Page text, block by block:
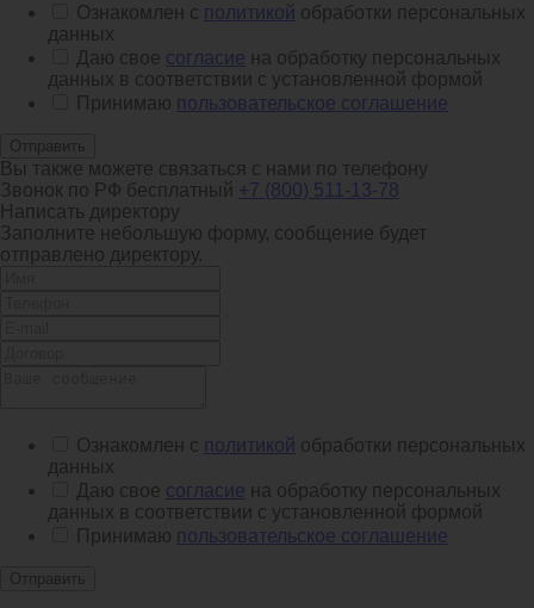
Ознакомлен с политикой обработки персональных
данных
Даю свое согласие на обработку персональных
данных в соответствии с установленной формой
Принимаю пользовательское соглашение
Отправить
Вы также можете связаться с нами по телефону
Звонок по РФ бесплатный +7 (800) 511-13-78
Написать директору
Заполните небольшую форму, сообщение будет
отправлено директору.
Ознакомлен с политикой обработки персональных
данных
Даю свое согласие на обработку персональных
данных в соответствии с установленной формой
Принимаю пользовательское соглашение
Отправить